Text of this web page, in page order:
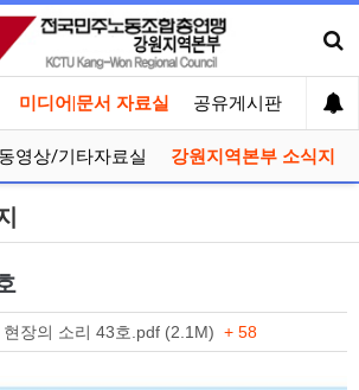
미디어|문서 자료실 공유게시판 선거
동영상/기타자료실 강원지역본부 소식지
장의 소리 43호.pdf (2.1M) + 58